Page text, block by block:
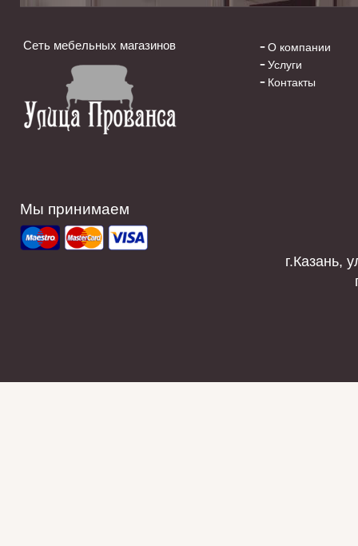
Сеть мебельных магазинов
О компании
Услуги
Контакты
Мы принимаем
г.Казань,